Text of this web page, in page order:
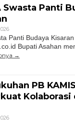
Swasta Panti
Panti Budaya
Bupati Asahan
PB